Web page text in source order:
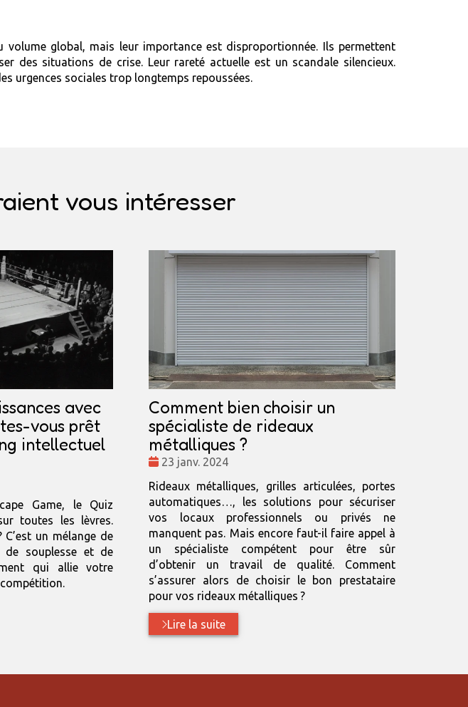
global, mais leur importance est disproportionnée. Ils permettent
des situations de crise. Leur rareté actuelle est un scandale silencieux.
urgences sociales trop longtemps repoussées.
vous intéresser
avec
vous prêt
intellectuel
Game, le Quiz
toutes les lèvres.
C’est un mélange de
de souplesse et de
qui allie votre
Comment bien choisir un
spécialiste de rideaux
métalliques ?
Date
23 janv. 2024
Rideaux métalliques, grilles articulées, portes
automatiques…, les solutions pour sécuriser
vos locaux professionnels ou privés ne
manquent pas. Mais encore faut-il faire appel à
un spécialiste compétent pour être sûr
d’obtenir un travail de qualité. Comment
s’assurer alors de choisir le bon prestataire
pour vos rideaux métalliques ?
Lire la suite